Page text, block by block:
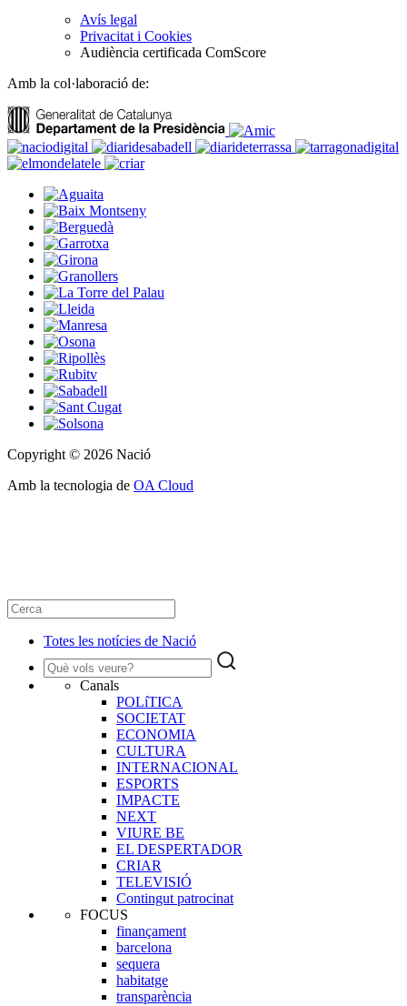
Avís legal
Privacitat i Cookies
Audiència certificada ComScore
Amb la col·laboració de:
Copyright © 2026 Nació
Amb la tecnologia de OA Cloud
Totes les notícies de Nació
Canals
POLíTICA
SOCIETAT
ECONOMIA
CULTURA
INTERNACIONAL
ESPORTS
IMPACTE
NEXT
VIURE BE
EL DESPERTADOR
CRIAR
TELEVISIÓ
Contingut patrocinat
FOCUS
finançament
barcelona
sequera
habitatge
transparència